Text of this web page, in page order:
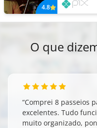
4.8
O que
“Comprei 8 passeios
excelentes. Tudo funcionou conforme descrito,
muito organizado, pontual, bons guias, bom